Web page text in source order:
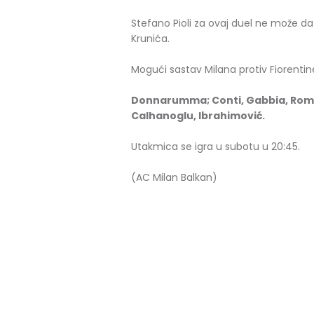
Stefano Pioli za ovaj duel ne može
Krunića.
Mogući sastav Milana protiv
Donnarumma; Conti, Gabbia,
Calhanoglu, Ibrahimović.
Utakmica se igra u subotu u 20:45.
(AC Milan Balkan)